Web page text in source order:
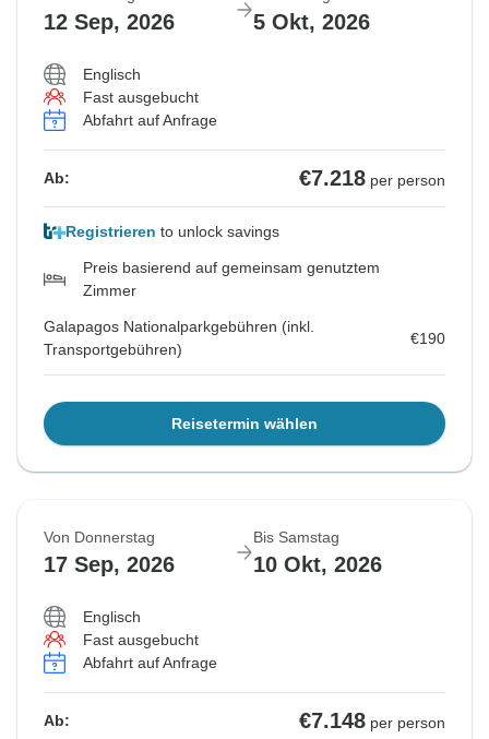
12 Sep, 2026 5 Okt, 2026
Englisch
Fast ausgebucht
Abfahrt auf Anfrage
Ab: €7.218 per person
Registrieren to unlock savings
Preis basierend auf gemeinsam genutztem
Zimmer
Galapagos Nationalparkgebühren (inkl.
Transportgebühren)
€190
Reisetermin wählen
Von Donnerstag
17 Sep, 2026
Bis Samstag
10 Okt, 2026
Englisch
Fast ausgebucht
Abfahrt auf Anfrage
Ab: €7.148 per person